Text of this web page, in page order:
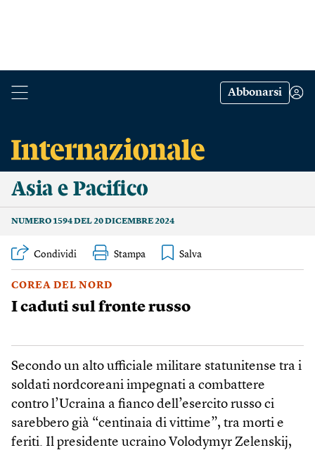
Abbonarsi
Asia e Pacifico
NUMERO 1594 DEL 20 DICEMBRE 2024
Condividi Stampa
COREA DEL NORD
I caduti sul fronte russo
Secondo un alto ufficiale militare statunitense tra i
soldati nordcoreani impegnati a combattere
contro l’Ucraina a fianco dell’esercito russo ci
sarebbero già “centinaia di vittime”, tra morti e
feriti. Il presidente ucraino Volodymyr Zelenskij,